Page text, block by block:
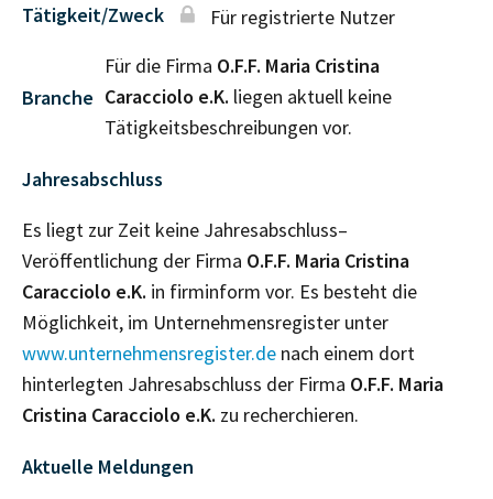
Tätigkeit/Zweck Für registrierte Nutzer
Branche
Für die Firma O.F.F. Maria Cristina
Caracciolo e.K. liegen aktuell keine
Tätigkeitsbeschreibungen vor.
Jahresabschluss
Es liegt zur Zeit keine Jahresabschluss–
Veröffentlichung der Firma O.F.F. Maria Cristina
Caracciolo e.K. in firminform vor. Es besteht die
Möglichkeit, im Unternehmensregister unter
www.unternehmensregister.de nach einem dort
hinterlegten Jahresabschluss der Firma O.F.F. Maria
Cristina Caracciolo e.K. zu recherchieren.
Aktuelle Meldungen